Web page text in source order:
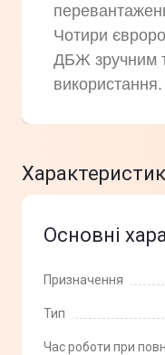
Чотири
ДБЖ зручним
використання.
Основні
Призначення
Тип
Час роботи при